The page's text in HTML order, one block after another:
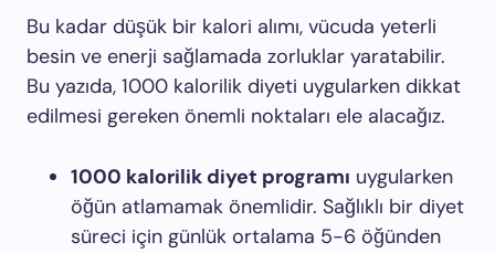
Bu kadar düşük bir kalori alımı, vücuda yeterli
besin ve enerji sağlamada zorluklar yaratabilir.
Bu yazıda, 1000 kalorilik diyeti uygularken dikkat
edilmesi gereken önemli noktaları ele alacağız.
1000 kalorilik diyet programı uygularken
öğün atlamamak önemlidir. Sağlıklı bir diyet
süreci için günlük ortalama 5-6 öğünden